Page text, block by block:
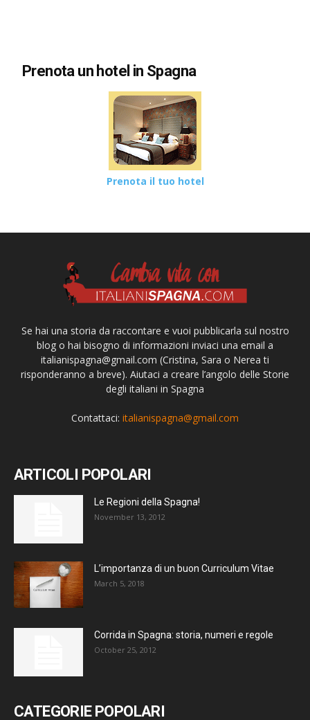
Prenota un hotel in Spagna
Prenota il tuo hotel
Se hai una storia da raccontare e vuoi pubblicarla sul nostro
blog o hai bisogno di informazioni inviaci una email a
italianispagna@gmail.com (Cristina, Sara o Nerea ti
risponderanno a breve). Aiutaci a creare l’angolo delle Storie
degli italiani in Spagna
Contattaci: italianispagna@gmail.com
ARTICOLI POPOLARI
Le Regioni della Spagna!
November 13, 2012
L’importanza di un buon Curriculum Vitae
March 5, 2018
Corrida in Spagna: storia, numeri e regole
October 25, 2012
CATEGORIE POPOLARI